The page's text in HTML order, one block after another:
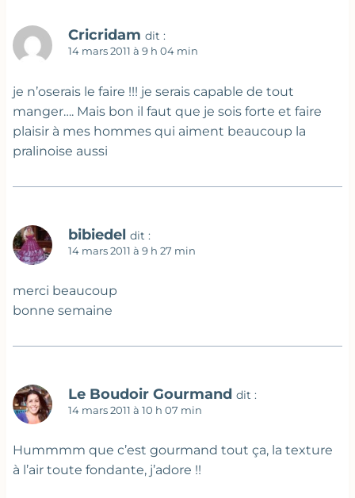
Cricridam dit :
14 mars 2011 à 9 h 04 min
je n’oserais le faire !!! je serais capable de tout
manger…. Mais bon il faut que je sois forte et faire
plaisir à mes hommes qui aiment beaucoup la
pralinoise aussi
bibiedel dit :
14 mars 2011 à 9 h 27 min
merci beaucoup
bonne semaine
Le Boudoir Gourmand dit :
14 mars 2011 à 10 h 07 min
Hummmm que c’est gourmand tout ça, la texture
à l’air toute fondante, j’adore !!